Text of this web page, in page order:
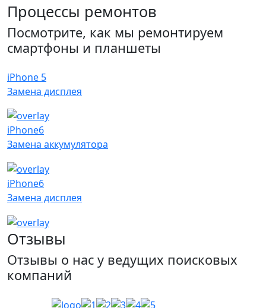
Процессы ремонтов
Посмотрите, как мы ремонтируем
смартфоны и планшеты
iPhone 5
Замена дисплея
iPhone6
Замена аккумулятора
iPhone6
Замена дисплея
Отзывы
Отзывы о нас у ведущих поисковых
компаний